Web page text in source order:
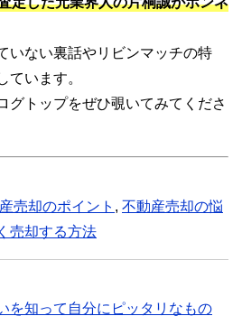
いない裏話やリビンマッチの特
ています。
グトップをぜひ覗いてみてくださ
売却のポイント , 不動産売却の悩
売却する方法
を知って自分にピッタリなもの